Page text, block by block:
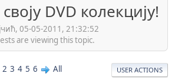
DVD колекцију!
05-05-2011, 21:32:52
are viewing this topic.
2 3 4 5 6 All USER ACTIONS